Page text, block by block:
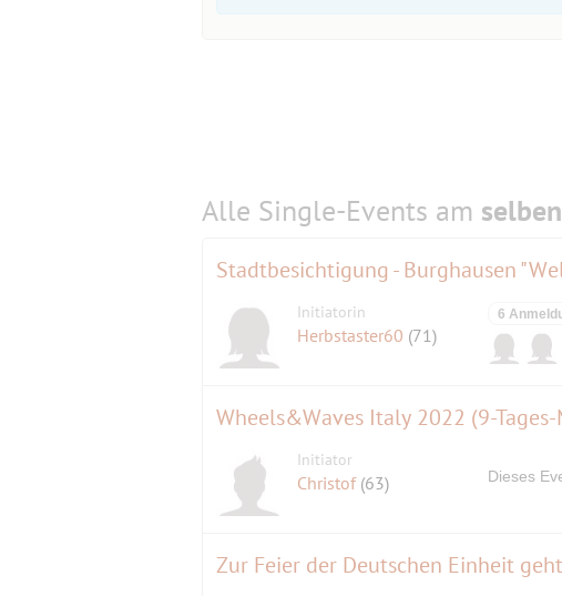
Alle Single-Events am
Initiatorin
Herbstaster60 (71)
6
Wheels&Waves Italy 2022 (9-
Initiator
Christof (63) Dieses
Zur Feier der Deutschen Einheit